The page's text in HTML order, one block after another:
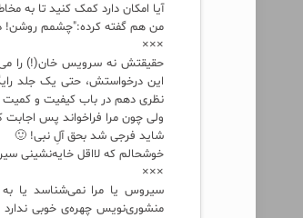
آیا امکان دارد کمک کنید تا به
من هم گفته کرده:"چشمم
×××
حقیقتش نه سرویس خان(!) را
این درخواستش، حتی یک جلد
نظری دهم در باب کیفیت و
ولی چون مرا فراخواند پس
شاید فرجی شد بحق آلِ نبی! 🙂
خوشحالم که لااقل خایه‌نشینی
×××
سیروس یا مرا نمی‌شناسد یا
منشوری‌نویس چهره‌ی خوبی ندارد